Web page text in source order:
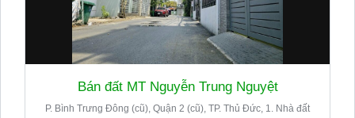
Bán đất MT Nguyễn Trung Nguyệt
P. Bình Trưng Đông (cũ), Quận 2 (cũ), TP. Thủ Đức, 1. Nhà đất